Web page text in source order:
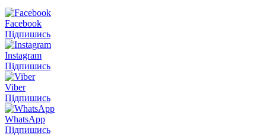
Facebook
Підпишись
Instagram
Підпишись
Viber
Підпишись
WhatsApp
Підпишись